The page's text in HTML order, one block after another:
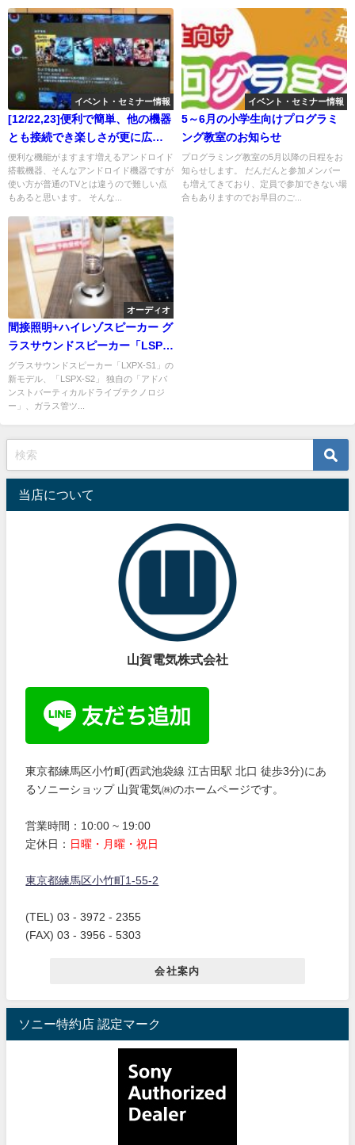
イベント・セミナー情報
[12/22,23]便利で簡単、他の機器
とも接続でき楽しさが更に広が
るアンドロイドTVの使い方を学
べるアンドロイドフェアを開催
します！
便利な機能がますます増えるアンドロイド
搭載機器、そんなアンドロイド機器ですが
使い方が普通のTVとは違うので難しい点
もあると思います。 そんな...
イベント・セミナー情報
5～6月の小学生向けプログラミ
ング教室のお知らせ
プログラミング教室の5月以降の日程をお
知らせします。 だんだんと参加メンバー
も増えてきており、定員で参加できない場
合もありますのでお早目のご...
オーディオ
間接照明+ハイレゾスピーカー グ
ラスサウンドスピーカー「LSPX-
S2 」実機を触ってきました 質
感よし！音よし！インテリアと
してもよし！
グラスサウンドスピーカー「LXPX-S1」の
新モデル、「LSPX-S2」 独自の「アドバ
ンストバーティカルドライブテクノロジ
ー」、ガラス管ツ...
当店について
山賀電気株式会社
東京都練馬区小竹町(西武池袋線 江古田駅 北口 徒歩3分)にあ
るソニーショップ 山賀電気㈱のホームページです。
営業時間：10:00 ~ 19:00
定休日：
日曜・月曜・祝日
東京都練馬区小竹町1-55-2
(TEL) 03 - 3972 - 2355
(FAX) 03 - 3956 - 5303
会社案内
ソニー特約店 認定マーク